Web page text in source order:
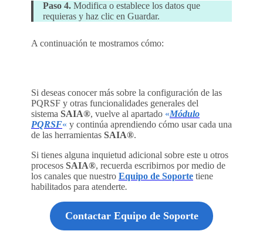
Paso 4. Modifica o establece los datos que
requieras y haz clic en Guardar.
A continuación te mostramos cómo:
Si deseas conocer más sobre la configuración de las
PQRSF y otras funcionalidades generales del
sistema SAIA®, vuelve al apartado «Módulo
PQRSF« y continúa aprendiendo cómo usar cada una
de las herramientas SAIA®.
Si tienes alguna inquietud adicional sobre este u otros
procesos SAIA®, recuerda escribirnos por medio de
los canales que nuestro Equipo de Soporte tiene
habilitados para atenderte.
Contactar Equipo de Soporte